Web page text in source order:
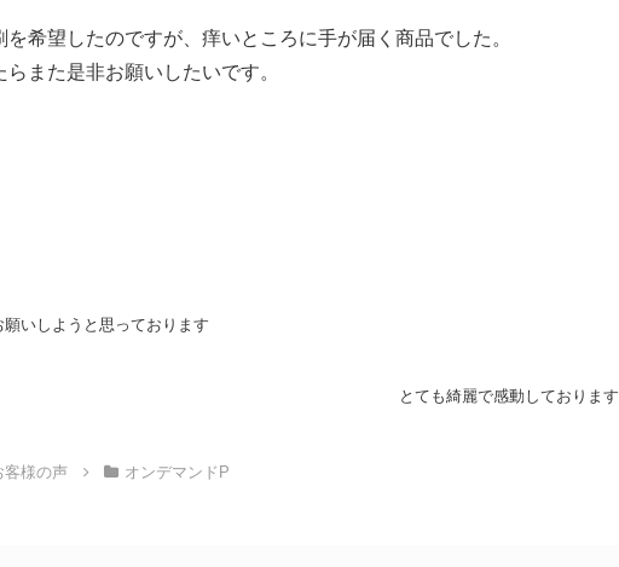
を希望したのですが、痒いところに手が届く商品でした。
また是非お願いしたいです。
願いしようと思っております
とても綺麗で感動しております
客様の声 オンデマンドP